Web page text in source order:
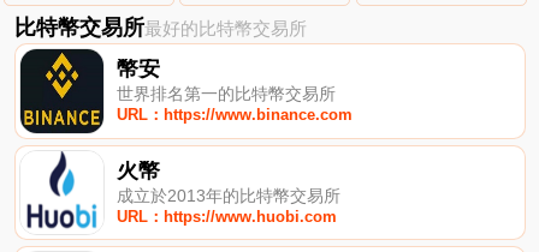
比特幣交易所最好的比特幣交易所
幣安
世界排名第一的比特幣交易所
URL：https://www.binance.com
火幣
成立於2013年的比特幣交易所
URL：https://www.huobi.com